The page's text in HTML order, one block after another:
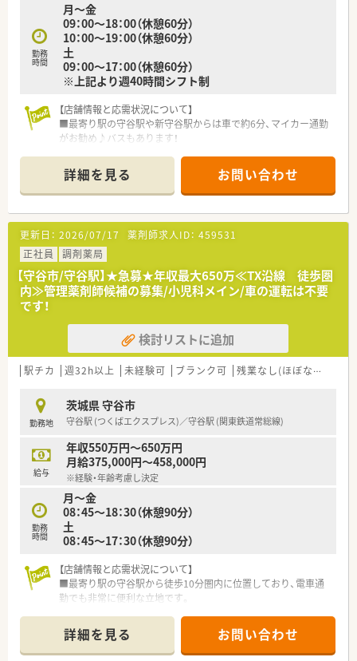
勤務
時間
月～金
09：00～18：00（休憩60分）
10：00～19：00（休憩60分）
土
09：00～17：00（休憩60分）
※上記より週40時間シフト制
【店舗情報と応需状況について】
■最寄り駅の守谷駅や新守谷駅からは車で約6分、マイカー通勤
がお勧め♪バスもあります！
方箋を扱っているため、幅広い知識や経験が積めます。門前の3
店舗の中で一番広く、枚数は2番目に多い店舗です。
■1日の処方箋枚数は90～120枚程度で、常時薬剤師5名で対応
しています。
【法人特徴について】
■東京都に2店舗、茨城県に4店舗を展開し、患者様第一を掲げて
地域に根差した薬局づくりを推進している企業です。
■在宅医療への積極的な取り組みやドライブスルー調剤の導入
など、常に社会の変化に対応し、新たな挑戦を続けています。
た方には昇給や賞与という形でしっかりと還元しています。
【勤務実態について】
■2年間で有給休暇取得率が100%という実績があり、プライベ
■自身の体調不良時などにも柔軟に対応できるよう、半日単位で
有給休暇を取得できる制度の利用を全社で推奨しています。
■妊娠中や産休・育休から復帰した後の女性社員が安心して働け
るよう、専門の相談窓口を設置しサポートしています。
【想定されるキャリアイメージ】
■総合科目と在宅医療の両方を経験することで、薬剤師として幅
広い知識とスキルを習得し、市場価値を高められます。
■主体的な行動や実績は正当に評価されるため、将来的には管理
薬剤師やエリアマネージャーといった役職も目指せます。
■階層別の研修制度やe-Learningが充実しており、ご自身のキ
詳細を見る お問い合わせ
更新日： 2026/07/17 薬剤師求人ID： 459531
正社員
調剤薬局
【守谷市/守谷駅】★急募★年収最大650万≪TX沿線 徒歩圏
内≫管理薬剤師候補の募集/小児科メイン/車の運転は不要
です！
検討リストに追加
駅チカ 週32h以上 未経験可 ブランク可 残業なし(ほぼなし含む)
勤務地
茨城県 守谷市
守谷駅 (つくばエクスプレス)／守谷駅 (関東鉄道常総線)
給与
年収550万円～650万円
月給375,000円～458,000円
※経験・年齢考慮し決定
勤務
時間
月～金
08：45～18：30（休憩90分）
土
08：45～17：30（休憩90分）
【店舗情報と応需状況について】
■最寄り駅の守谷駅から徒歩10分圏内に位置しており、電車通
勤でも非常に便利な立地です。
処方箋に対応しています。
■薬剤師は2名体制で、事務スタッフも2名在籍しており、協力し
ながら業務を進めています。
詳細を見る お問い合わせ